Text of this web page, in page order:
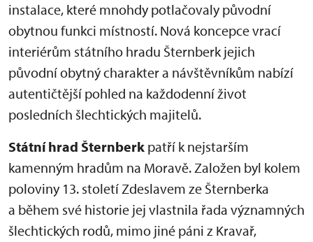
instalace, které mnohdy potlačovaly původní
obytnou funkci místností. Nová koncepce vrací
interiérům státního hradu Šternberk jejich
původní obytný charakter a návštěvníkům nabízí
autentičtější pohled na každodenní život
posledních šlechtických majitelů.
Státní hrad Šternberk patří k nejstarším
kamenným hradům na Moravě. Založen byl kolem
poloviny 13. století Zdeslavem ze Šternberka
a během své historie jej vlastnila řada významných
šlechtických rodů, mimo jiné páni z Kravař,